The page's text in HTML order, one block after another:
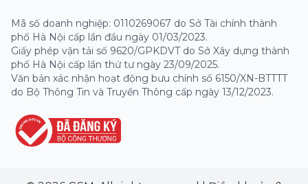
Mã số doanh nghiệp: 0110269067 do Sở Tài chính thành
phố Hà Nội cấp lần đầu ngày 01/03/2023.
Giấy phép vận tải số 9620/GPKDVT do Sở Xây dựng thành
phố Hà Nội cấp lần thứ tư ngày 23/09/2025.
Văn bản xác nhận hoạt động bưu chính số 6150/XN-BTTTT
do Bộ Thông Tin và Truyền Thông cấp ngày 13/12/2023.